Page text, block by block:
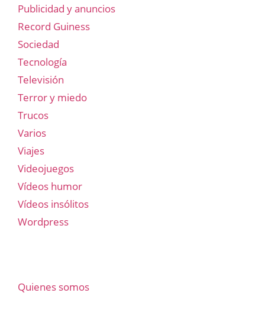
Publicidad y anuncios
Record Guiness
Sociedad
Tecnología
Televisión
Terror y miedo
Trucos
Varios
Viajes
Videojuegos
Vídeos humor
Vídeos insólitos
Wordpress
Quienes somos